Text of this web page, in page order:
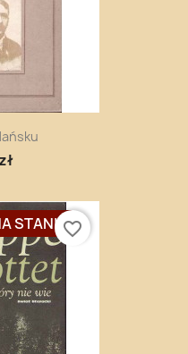
STANIEfavorite_border